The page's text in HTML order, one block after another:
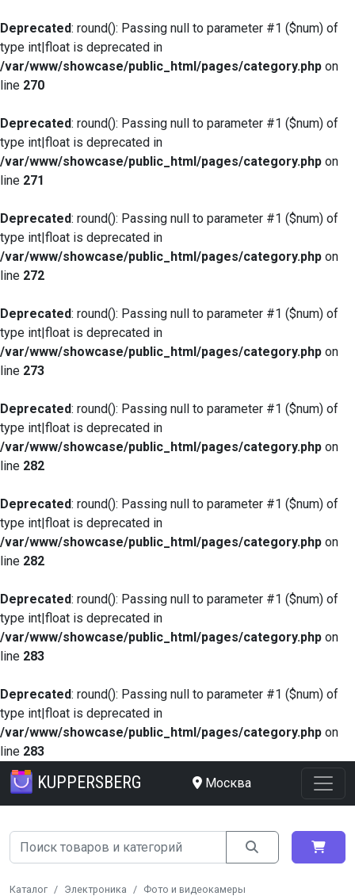
Deprecated: round(): Passing null to parameter #1 ($num) of
type int|float is deprecated in
/var/www/showcase/public_html/pages/category.php on
line 270
Deprecated: round(): Passing null to parameter #1 ($num) of
type int|float is deprecated in
/var/www/showcase/public_html/pages/category.php on
line 271
Deprecated: round(): Passing null to parameter #1 ($num) of
type int|float is deprecated in
/var/www/showcase/public_html/pages/category.php on
line 272
Deprecated: round(): Passing null to parameter #1 ($num) of
type int|float is deprecated in
/var/www/showcase/public_html/pages/category.php on
line 273
Deprecated: round(): Passing null to parameter #1 ($num) of
type int|float is deprecated in
/var/www/showcase/public_html/pages/category.php on
line 282
Deprecated: round(): Passing null to parameter #1 ($num) of
type int|float is deprecated in
/var/www/showcase/public_html/pages/category.php on
line 282
Deprecated: round(): Passing null to parameter #1 ($num) of
type int|float is deprecated in
/var/www/showcase/public_html/pages/category.php on
line 283
Deprecated: round(): Passing null to parameter #1 ($num) of
type int|float is deprecated in
/var/www/showcase/public_html/pages/category.php on
line 283
KUPPERSBERG Москва
Каталог Электроника
Фото и видеокамеры